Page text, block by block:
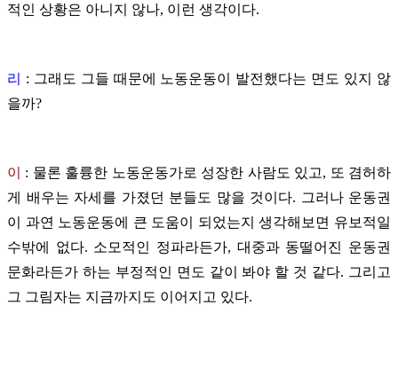
적인 상황은 아니지 않나, 이런 생각이다.
리
: 그래도 그들 때문에 노동운동이 발전했다는 면도 있지 않
을까?
이 : 물론 훌륭한 노동운동가로 성장한 사람도 있고, 또 겸허하
게 배우는 자세를 가졌던 분들도 많을 것이다. 그러나 운동권
이 과연 노동운동에 큰 도움이 되었는지 생각해보면 유보적일
수밖에 없다. 소모적인 정파라든가, 대중과 동떨어진 운동권
문화라든가 하는 부정적인 면도 같이 봐야 할 것 같다. 그리고
그 그림자는 지금까지도 이어지고 있다.